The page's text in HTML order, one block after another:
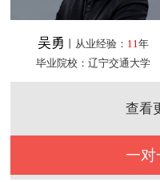
吴勇 丨从业经验： 11年
毕业院校：辽宁交通大学
查看
一对